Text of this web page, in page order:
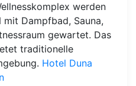
werden
Dampfbad, Sauna,
gewartet. Das
traditionelle
Hotel Duna